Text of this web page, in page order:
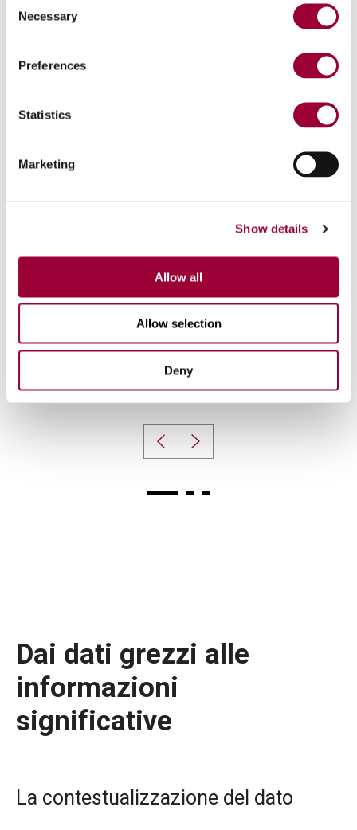
Selection
Necessary
Preferences
Statistics
Marketing
Show details
Allow all
Allow selection
Deny
Batches analysis
Analisi del processo di miscelazione degli impasti, dal
dosaggio all'effettiva miscelazione.
Dai dati grezzi alle
informazioni
significative
La contestualizzazione del dato